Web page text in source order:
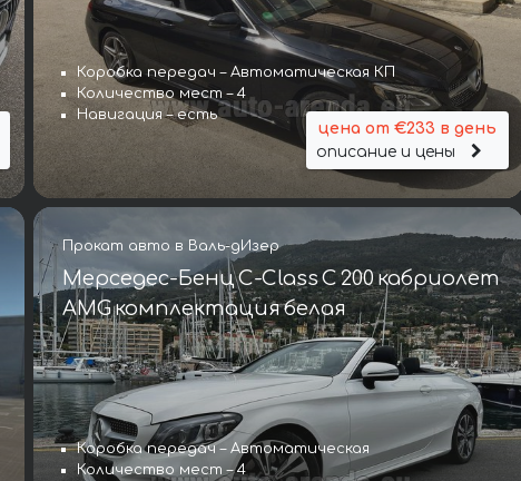
Коробка передач – Автоматическая КП
Количество мест – 4
Навигация – есть
цена от €233 в день
описание и цены
Прокат авто в Валь-дИзер
Мерседес-Бенц C-Class C 200 кабриолет
AMG комплектация белая
Коробка передач – Автоматическая
Количество мест – 4